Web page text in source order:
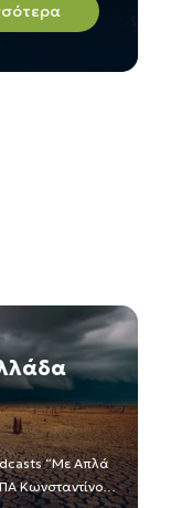
και 12,5
“Με Απλά